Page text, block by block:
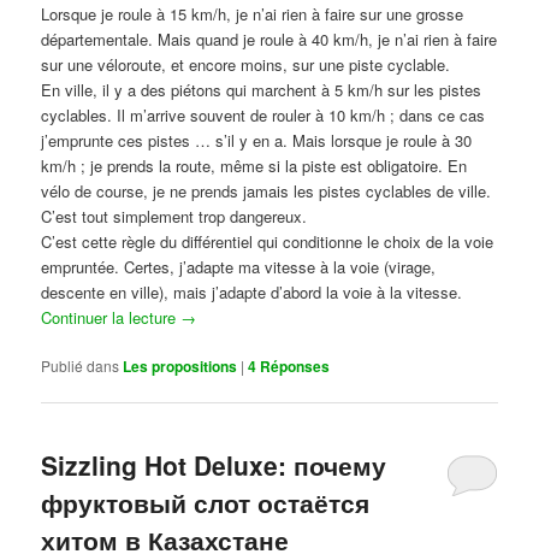
Lorsque je roule à 15 km/h, je n’ai rien à faire sur une grosse
départementale. Mais quand je roule à 40 km/h, je n’ai rien à faire
sur une véloroute, et encore moins, sur une piste cyclable.
En ville, il y a des piétons qui marchent à 5 km/h sur les pistes
cyclables. Il m’arrive souvent de rouler à 10 km/h ; dans ce cas
j’emprunte ces pistes … s’il y en a. Mais lorsque je roule à 30
km/h ; je prends la route, même si la piste est obligatoire. En
vélo de course, je ne prends jamais les pistes cyclables de ville.
C’est tout simplement trop dangereux.
C’est cette règle du différentiel qui conditionne le choix de la voie
empruntée. Certes, j’adapte ma vitesse à la voie (virage,
descente en ville), mais j’adapte d’abord la voie à la vitesse.
Continuer la lecture →
Publié dans Les propositions |4 Réponses
Sizzling Hot Deluxe: почему
фруктовый слот остаётся
хитом в Казахстане